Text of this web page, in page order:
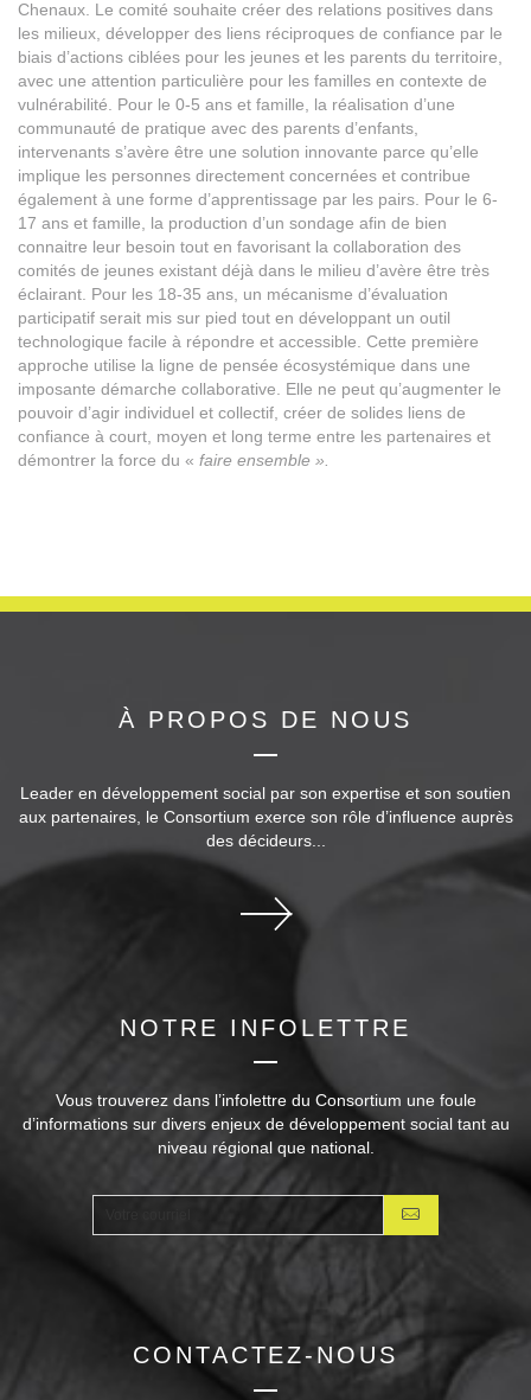
Chenaux. Le comité souhaite créer des relations positives dans
les milieux, développer des liens réciproques de confiance par le
biais d’actions ciblées pour les jeunes et les parents du territoire,
avec une attention particulière pour les familles en contexte de
vulnérabilité. Pour le 0-5 ans et famille, la réalisation d’une
communauté de pratique avec des parents d’enfants,
intervenants s’avère être une solution innovante parce qu’elle
implique les personnes directement concernées et contribue
également à une forme d’apprentissage par les pairs. Pour le 6-
17 ans et famille, la production d’un sondage afin de bien
connaitre leur besoin tout en favorisant la collaboration des
comités de jeunes existant déjà dans le milieu d’avère être très
éclairant. Pour les 18-35 ans, un mécanisme d’évaluation
participatif serait mis sur pied tout en développant un outil
technologique facile à répondre et accessible. Cette première
approche utilise la ligne de pensée écosystémique dans une
imposante démarche collaborative. Elle ne peut qu’augmenter le
pouvoir d’agir individuel et collectif, créer de solides liens de
confiance à court, moyen et long terme entre les partenaires et
démontrer la force du « faire ensemble ».
À PROPOS DE NOUS
Leader en développement social par son expertise et son soutien
aux partenaires, le Consortium exerce son rôle d’influence auprès
des décideurs...
NOTRE INFOLETTRE
Vous trouverez dans l’infolettre du Consortium une foule
d’informations sur divers enjeux de développement social tant au
niveau régional que national.
CONTACTEZ-NOUS